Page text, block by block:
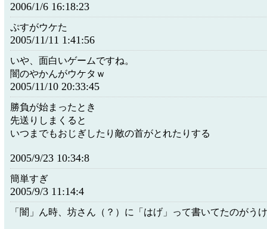
2006/1/6 16:18:23
ぷすがウケた
2005/11/11 1:41:56
いや、面白いゲームですね。
闇のやかんがウケタｗ
2005/11/10 20:33:45
勝負が始まったとき
先送りしまくると
いつまでもおじぎしたり敵の首がとれたりする
2005/9/23 10:34:8
簡単すぎ
2005/9/3 11:14:4
「闇」ん時、坊さん（？）に「はげ」って書いてたのがう